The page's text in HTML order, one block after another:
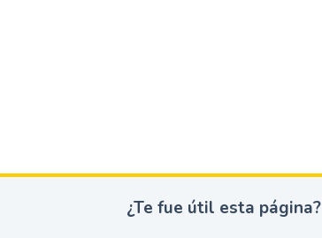
¿
¿Te fue útil esta página?